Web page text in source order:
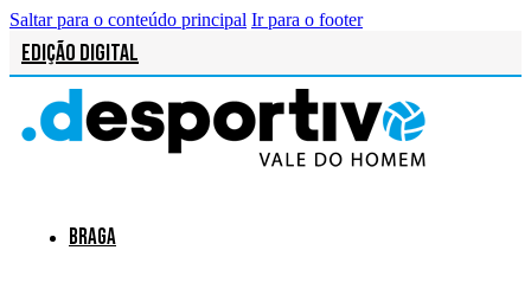
Saltar para o conteúdo principal Ir para o footer
Edição Digital
Braga